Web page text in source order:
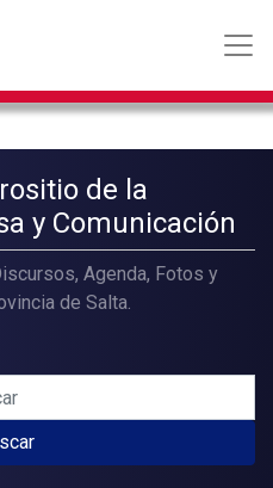
de la
y Comunicación
Agenda, Fotos y
de Salta.